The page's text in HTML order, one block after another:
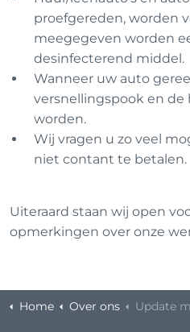
proefgereden, worden
meegegeven worden
desinfecterend middel.
Wanneer uw auto
versnellingspook en
worden.
Wij vragen u zo veel
niet contant te betalen.
Uiteraard staan wij open
opmerkingen over onze
Home Over ons Update maatregelen